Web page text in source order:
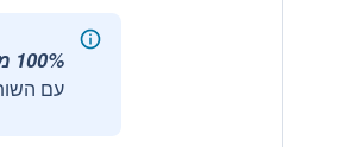
100% מאומת.
עם